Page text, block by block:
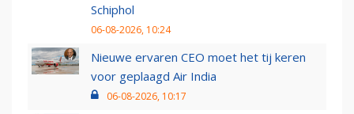
Schiphol
06-08-2026, 10:24
Nieuwe ervaren CEO moet het tij keren
voor geplaagd Air India
06-08-2026, 10:17